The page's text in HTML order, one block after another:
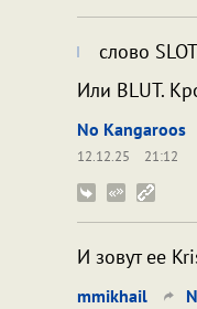
слово
Или BLUT.
No Kangaroos
12.12.25
21:12
И зовут ее
mmikhail